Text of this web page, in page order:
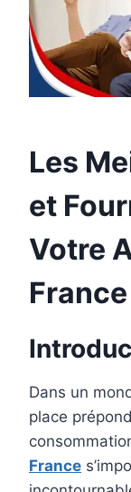
Les
et
Votre
Dans un
place
France